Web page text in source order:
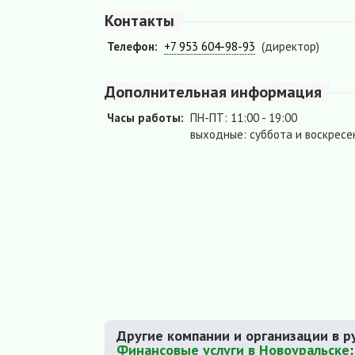
Контакты
Телефон: +7 953 604-98-93 (директор)
Дополнительная информация
Часы работы: ПН-ПТ: 11:00 - 19:00
выходные: суббота и
Другие компании и организации в
Финансовые услуги в Новоуральске: